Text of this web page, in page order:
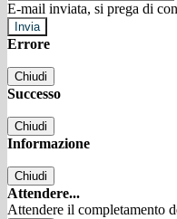
E-mail inviata, si prega di
Errore
Chiudi
Successo
Chiudi
Informazione
Chiudi
Attendere...
Attendere il completamento